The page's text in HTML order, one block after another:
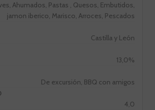
Ahumados, Pastas , Quesos, Embutidos,
jamon iberico, Marisco, Arroces, Pescados
Castilla y León
13,0%
De excursión, BBQ con amigos
4,0